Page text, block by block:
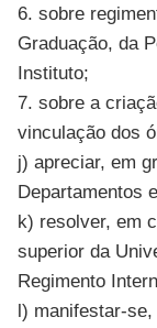
6. sobre
Graduação, da
Instituto;
7. sobre a
vinculação dos
j) apreciar, em
Departamentos
k) resolver, em
superior da
Regimento
l) manifestar-